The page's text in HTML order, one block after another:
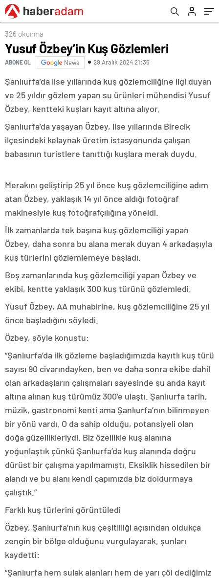
326 okunma
Yusuf Özbey’in Kuş Gözlemleri
ABONE OL News 29 Aralık 2024 21:35
Şanlıurfa’da lise yıllarında kuş gözlemciliğine ilgi duyan
ve 25 yıldır gözlem yapan su ürünleri mühendisi Yusuf
Özbey, kentteki kuşları kayıt altına alıyor.
Şanlıurfa’da yaşayan Özbey, lise yıllarında Birecik
ilçesindeki kelaynak üretim istasyonunda çalışan
babasının turistlere tanıttığı kuşlara merak duydu.
Merakını geliştirip 25 yıl önce kuş gözlemciliğine adım
atan Özbey, yaklaşık 14 yıl önce aldığı fotoğraf
makinesiyle kuş fotoğrafçılığına yöneldi.
İlk zamanlarda tek başına kuş gözlemciliği yapan
Özbey, daha sonra bu alana merak duyan 4 arkadaşıyla
kuş türlerini gözlemlemeye başladı.
Boş zamanlarında kuş gözlemciliği yapan Özbey ve
ekibi, kentte yaklaşık 300 kuş türünü gözlemledi.
Yusuf Özbey, AA muhabirine, kuş gözlemciliğine 25 yıl
önce başladığını söyledi.
Özbey, şöyle konuştu:
“Şanlıurfa’da ilk gözleme başladığımızda kayıtlı kuş türü
sayısı 90 civarındayken, ben ve daha sonra ekibe dahil
olan arkadaşların çalışmaları sayesinde şu anda kayıt
altına alınan kuş türümüz 300’e ulaştı. Şanlıurfa tarih,
müzik, gastronomi kenti ama Şanlıurfa’nın bilinmeyen
bir yönü vardı. O da sahip olduğu, potansiyeli olan
doğa güzellikleriydi. Biz özellikle kuş alanına
yoğunlaştık çünkü Şanlıurfa’da kuş alanında doğru
dürüst bir çalışma yapılmamıştı. Eksiklik hissedilen bir
alandı ve bu alanı kendi çapımızda biz doldurmaya
çalıştık.”
Farklı kuş türlerini görüntüledi
Özbey, Şanlıurfa’nın kuş çeşitliliği açısından oldukça
zengin bir bölge olduğunu vurgulayarak, şunları
kaydetti:
“Şanlıurfa hem sulak alanları hem de yarı çöl dediğimiz